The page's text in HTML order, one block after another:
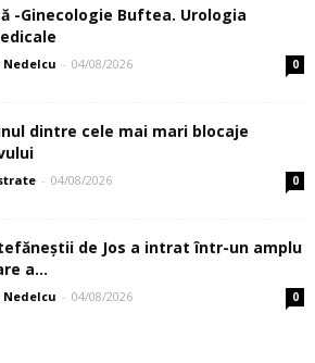
-Ginecologie Buftea. Urologia
- 04/08/2026 0
dintre cele mai mari blocaje
- 04/08/2026 0
de Jos a intrat într-un amplu
a...
- 04/08/2026 0